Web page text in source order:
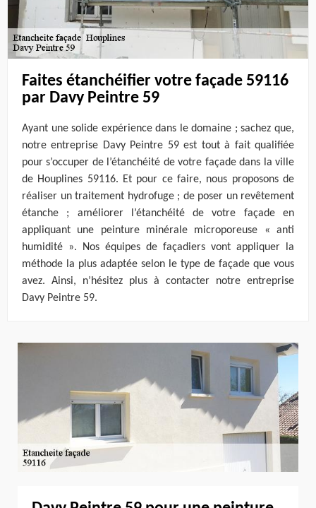
Faites étanchéifier votre façade 59116
par Davy Peintre 59
Ayant une solide expérience dans le domaine ; sachez que,
notre entreprise Davy Peintre 59 est tout à fait qualifiée
pour s’occuper de l’étanchéité de votre façade dans la ville
de Houplines 59116. Et pour ce faire, nous proposons de
réaliser un traitement hydrofuge ; de poser un revêtement
étanche ; améliorer l’étanchéité de votre façade en
appliquant une peinture minérale microporeuse « anti
humidité ». Nos équipes de façadiers vont appliquer la
méthode la plus adaptée selon le type de façade que vous
avez. Ainsi, n’hésitez plus à contacter notre entreprise
Davy Peintre 59.